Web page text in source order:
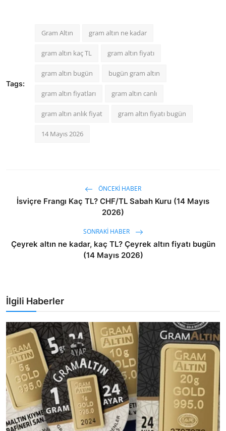
Tags:
Gram Altın gram altın ne kadar
gram altın kaç TL gram altın fiyatı
gram altın bugün bugün gram altın
gram altın fiyatları gram altın canlı
gram altın anlık fiyat gram altın fiyatı bugün
14 Mayıs 2026
ÖNCEKI HABER
İsviçre Frangı Kaç TL? CHF/TL Sabah Kuru (14 Mayıs
2026)
SONRAKI HABER
Çeyrek altın ne kadar, kaç TL? Çeyrek altın fiyatı bugün
(14 Mayıs 2026)
İlgili Haberler